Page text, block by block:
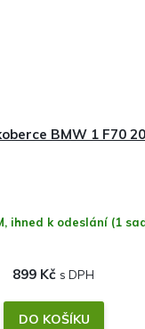
BMW 1 F70
ihned k odeslání (1
899 Kč
DO KOŠÍKU